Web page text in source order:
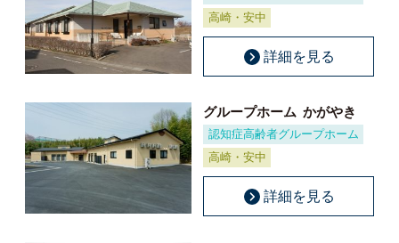
高崎・安中
詳細を見る
グループホーム かがやき
認知症高齢者グループホーム
高崎・安中
詳細を見る